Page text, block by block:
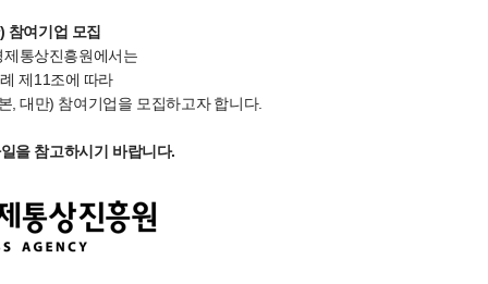
참여기업 모집
통상진흥원에서는
제11조에 따라
, 대만) 참여기업을 모집하고자 합니다.
을 참고하시기 바랍니다.